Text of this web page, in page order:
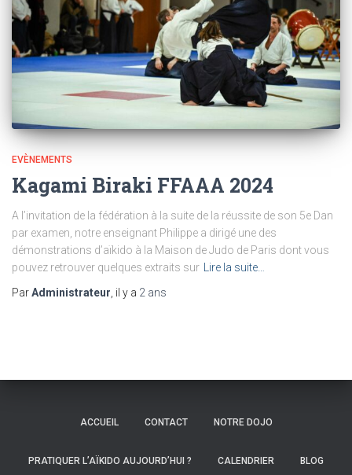
EVÈNEMENTS
Kagami Biraki FFAAA 2024
A l’invitation de la fédération à la suite de la réussite de son 5e Dan
par examen, notre enseignant Philippe a dirigé une des
démonstrations d’aïkido à la Maison de Judo de Paris dont vous
pouvez retrouver quelques extraits sur
Lire la suite…
ParAdministrateur , il y a 2 ans
ACCUEIL CONTACT NOTRE DOJO
PRATIQUER L’AÏKIDO AUJOURD’HUI ? CALENDRIER BLOG